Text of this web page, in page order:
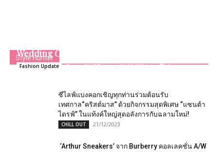
Style Hunter
Wedding Collection”
Fashion Update Team GLITZmag - 20/09/2024 0
ซีไลฟ์แบงคอกเชิญทุกท่านร่วมต้อนรับ
เทศกาล“คริสต์มาส” ด้วยกิจกรรมสุดพิเศษ “แซนต้า
ไดรฟ์” ในแท้งค์ใหญ่สุดอลังการกับฉลามใหม่!
CHILL OUT 21/12/2023
‘Arthur Sneakers’ จาก Burberry​ คอลเลคชั่น A/W